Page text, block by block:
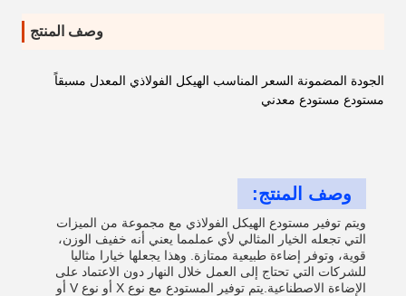
وصف المنتج
الجودة المضمونة السعر المناسب الهيكل الفولاذي المعدل مسبقاً
مستودع مستودع معدني
وصف المنتج:
ويتم توفير مستودع الهيكل الفولاذي مع مجموعة من الميزات
التي تجعله الخيار المثالي لأي عملمما يعني أنه خفيف الوزن،
قوية، وتوفر إضاءة طبيعية ممتازة. وهذا يجعلها خيارا مثاليا
للشركات التي تحتاج إلى العمل خلال النهار دون الاعتماد على
الإضاءة الاصطناعية.يتم توفير المستودع مع نوع X أو نوع V أو